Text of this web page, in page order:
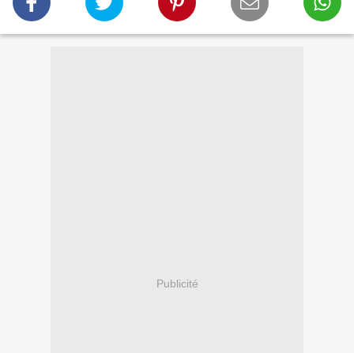
Publicité